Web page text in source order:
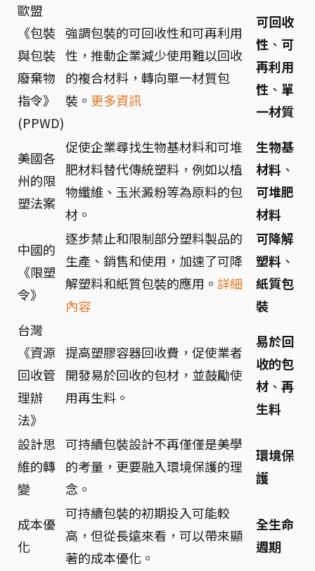
歐盟
《包裝
與包裝
廢棄物
指令》
(PPWD)
強調包裝的可回收性和可再利用
性，推動企業減少使用難以回收
的複合材料，轉向單一材質包
裝。 更多資訊
可回收
性 、 可
再利用
性 、 單
一材質
美國各
州的限
塑法案
促使企業尋找生物基材料和可堆
肥材料替代傳統塑料，例如以植
物纖維、玉米澱粉等為原料的包
材。
生物基
材料 、
可堆肥
材料
中國的
《限塑
令》
逐步禁止和限制部分塑料製品的
生產、銷售和使用，加速了可降
解塑料和紙質包裝的應用。 詳細
內容
可降解
塑料 、
紙質包
裝
台灣
《資源
回收管
理辦
法》
提高塑膠容器回收費，促使業者
開發易於回收的包材，並鼓勵使
用再生料。
易於回
收的包
材 、 再
生料
設計思
維的轉
變
可持續包裝設計不再僅僅是美學
的考量，更要融入環境保護的理
念。
環境保
護
成本優
化
可持續包裝的初期投入可能較
高，但從長遠來看，可以帶來顯
著的成本優化。
全生命
週期